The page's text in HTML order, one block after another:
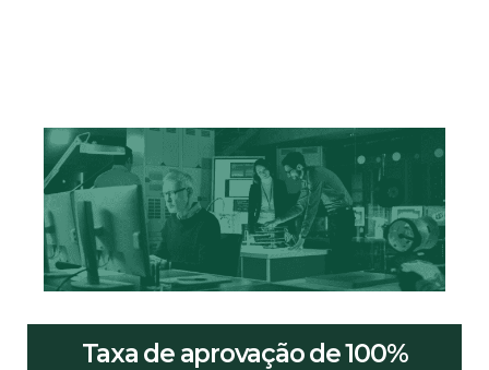
Taxa de aprovação de 100%